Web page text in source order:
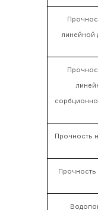
линейной
Прочность
Прочность